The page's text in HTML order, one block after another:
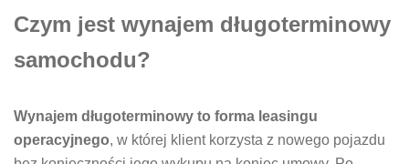
Czym jest wynajem długoterminowy
samochodu?
Wynajem długoterminowy to forma leasingu
operacyjnego, w której klient korzysta z nowego pojazdu